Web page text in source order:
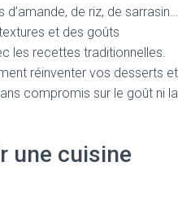
de riz, de sarrasin…
et des goûts
les recettes traditionnelles.
réinventer vos desserts et
compromis sur le goût ni la
une cuisine